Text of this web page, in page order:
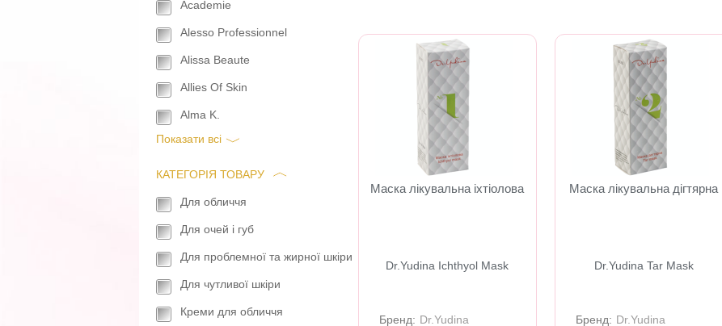
Academie
Alesso Professionnel
Alissa Beaute
Allies Of Skin
Alma K.
Показати всi
КАТЕГОРІЯ ТОВАРУ
Для обличчя
Для очей і губ
Для проблемної та жирної шкіри
Для чутливої шкіри
Креми для обличчя
Маска лікувальна іхтіолова
Dr.Yudina Ichthyol Mask
Бренд: Dr.Yudina
Маска лікувальна дігтярна
Dr.Yudina Tar Mask
Бренд: Dr.Yudina